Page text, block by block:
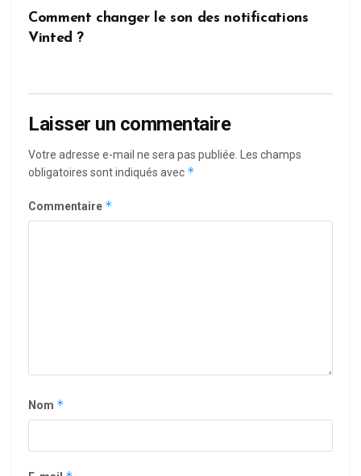
Comment changer le son des notifications
Vinted ?
Laisser un commentaire
Votre adresse e-mail ne sera pas publiée. Les champs
obligatoires sont indiqués avec *
Commentaire *
Nom *